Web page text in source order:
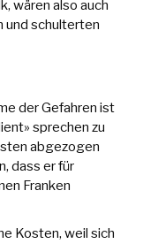
wären also auch
und schulterten
der Gefahren ist
sprechen zu
abgezogen
dass er für
Franken
Kosten, weil sich